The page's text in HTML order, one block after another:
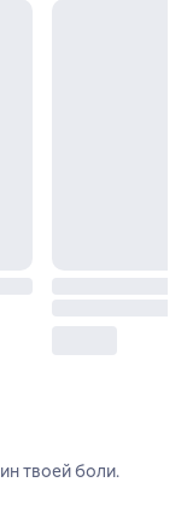
твоей боли.